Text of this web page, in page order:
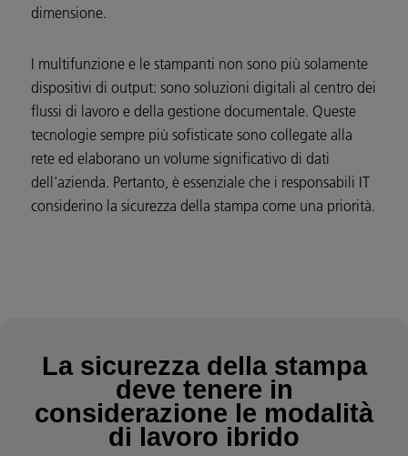
dimensione.
I multifunzione e le stampanti non sono più solamente
dispositivi di output: sono soluzioni digitali al centro dei
flussi di lavoro e della gestione documentale. Queste
tecnologie sempre più sofisticate sono collegate alla
rete ed elaborano un volume significativo di dati
dell'azienda. Pertanto, è essenziale che i responsabili IT
considerino la sicurezza della stampa come una priorità.
La sicurezza della stampa
deve tenere in
considerazione le modalità
di lavoro ibrido